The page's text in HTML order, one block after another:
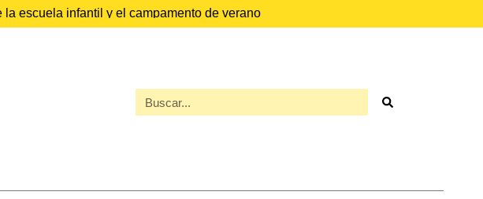
escuela infantil y el campamento de verano